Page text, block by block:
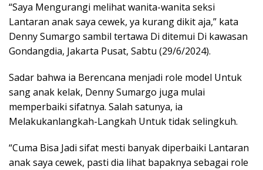
“Saya Mengurangi melihat wanita-wanita seksi
Lantaran anak saya cewek, ya kurang dikit aja,” kata
Denny Sumargo sambil tertawa Di ditemui Di kawasan
Gondangdia, Jakarta Pusat, Sabtu (29/6/2024).
Sadar bahwa ia Berencana menjadi role model Untuk
sang anak kelak, Denny Sumargo juga mulai
memperbaiki sifatnya. Salah satunya, ia
Melakukanlangkah-Langkah Untuk tidak selingkuh.
“Cuma Bisa Jadi sifat mesti banyak diperbaiki Lantaran
anak saya cewek, pasti dia lihat bapaknya sebagai role